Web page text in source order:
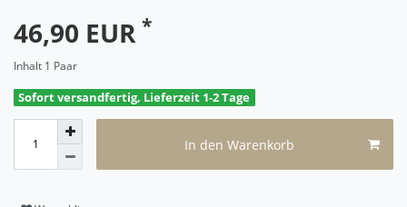
46,90 EUR *
Inhalt 1 Paar
Sofort versandfertig, Lieferzeit 1-2 Tage
In den Warenkorb